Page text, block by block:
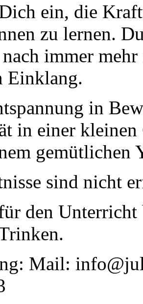
ein, die
zu lernen.
immer
Einklang.
in
in einer kleinen
gemütlichen
sind nicht
den
Mail: